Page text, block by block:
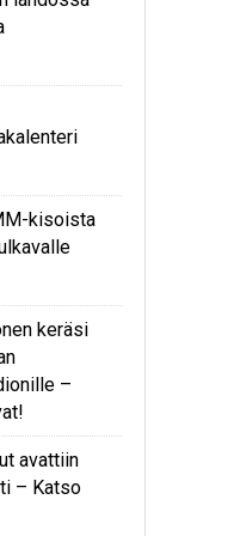
kisoista
keräsi
–
avattiin
– Katso